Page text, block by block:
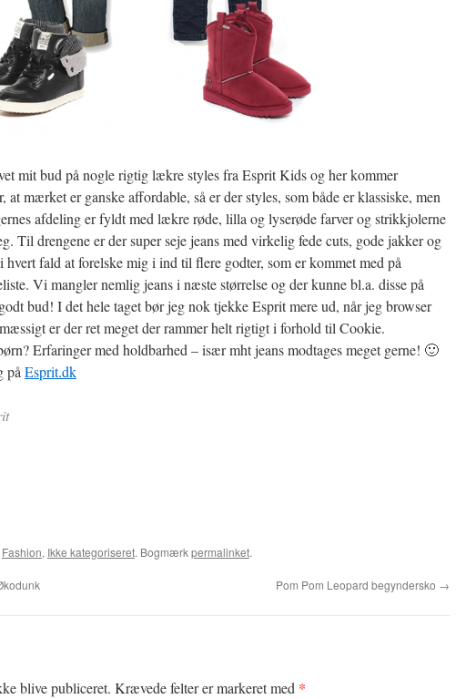
mit bud på nogle rigtig lækre styles fra Esprit Kids og her kommer
at mærket er ganske affordable, så er der styles, som både er klassiske, men
afdeling er fyldt med lækre røde, lilla og lyserøde farver og strikkjolerne
Til drengene er der super seje jeans med virkelig fede cuts, gode jakker og
hvert fald at forelske mig i ind til flere godter, som er kommet med på
Vi mangler nemlig jeans i næste størrelse og der kunne bl.a. disse på
bud! I det hele taget bør jeg nok tjekke Esprit mere ud, når jeg browser
er der ret meget der rammer helt rigtigt i forhold til Cookie.
Erfaringer med holdbarhed – især mht jeans modtages meget gerne! 🙂
på Esprit.dk
Fashion, Ikke kategoriseret. Bogmærkpermalinket.
Pom Pom Leopard begyndersko →
blive publiceret. Krævede felter er markeret med *